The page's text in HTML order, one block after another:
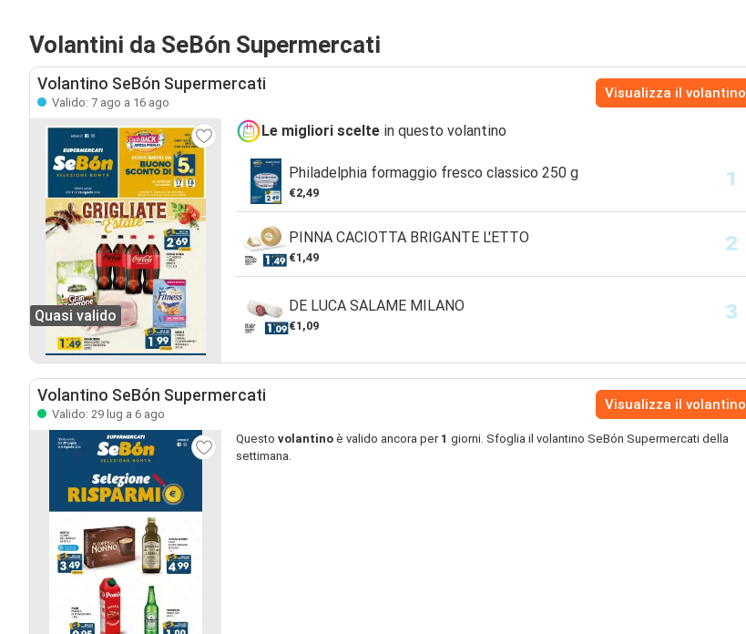
Volantini da SeBón Supermercati
Volantino SeBón Supermercati
Valido: 7 ago a 16 ago
Visualizza il volantino
Quasi valido
Le migliori scelte in questo volantino
Philadelphia formaggio fresco classico 250 g
€2,49
PINNA CACIOTTA BRIGANTE L'ETTO
€1,49
DE LUCA SALAME MILANO
€1,09
Volantino SeBón Supermercati
Valido: 29 lug a 6 ago
Visualizza il volantino
Questo volantino è valido ancora per 1 giorni. Sfoglia il volantino SeBón Supermercati della
settimana.